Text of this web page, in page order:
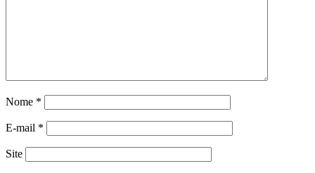
Nome *
E-mail *
Site